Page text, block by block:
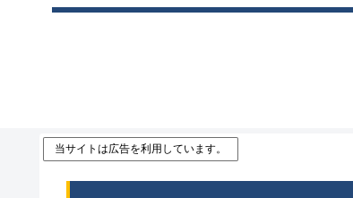
当サイトは広告を利用しています。